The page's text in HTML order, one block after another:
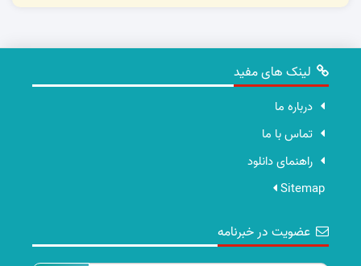
لینک های مفید
درباره ما
تماس با ما
راهنمای دانلود
Sitemap
عضویت در خبرنامه